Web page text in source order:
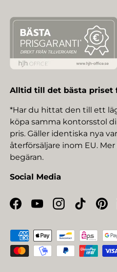
Alltid till det bästa priset
*Har du hittat den till ett
köpa samma kontorsstol
pris. Gäller identiska nya
återförsäljare inom EU.
begäran.
Social Media
Facebook
YouTubeInstagram
TikTok
Betalningsmetoder